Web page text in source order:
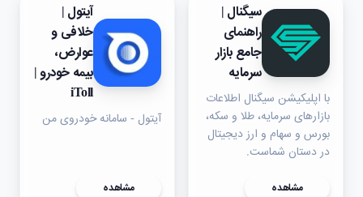
سیگنال |
راهنمای
جامع بازار
سرمایه
با اپلیکیشن سیگنال اطلاعات
بازارهای سرمایه، طلا و سکه،
بورس و سهام و ارز دیجیتال
در دستان شماست.
مشاهده
آیتول |
خلافی و
عوارض،
بیمه خودرو |
iToll
آیتول - سامانه خودروی من
مشاهده